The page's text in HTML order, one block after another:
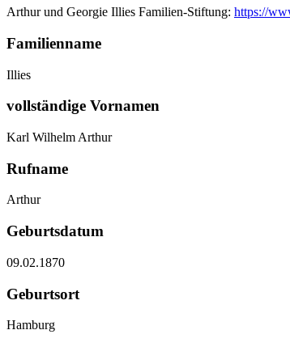
Arthur und Georgie Illies Familien-Stiftung: https://
Familienname
Illies
vollständige Vornamen
Karl Wilhelm Arthur
Rufname
Arthur
Geburtsdatum
09.02.1870
Geburtsort
Hamburg